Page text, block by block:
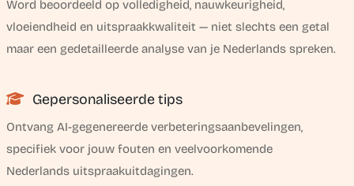
Word beoordeeld op volledigheid, nauwkeurigheid,
vloeiendheid en uitspraakkwaliteit — niet slechts een getal
maar een gedetailleerde analyse van je Nederlands spreken.
Gepersonaliseerde tips
Ontvang AI-gegenereerde verbeteringsaanbevelingen,
specifiek voor jouw fouten en veelvoorkomende
Nederlands uitspraakuitdagingen.